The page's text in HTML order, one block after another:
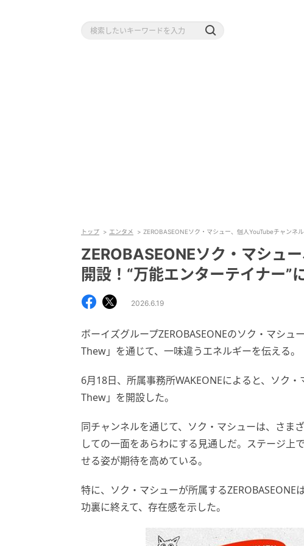
トップ エンタメ ZEROBASEONEソク・マシュー、個人YouTubeチャンネ
ZEROBASEONEソク・マシュ
開設！“万能エンターテイナー”
2026.6.19
ボーイズグループZEROBASEONEのソク・マシ
Thew」を通じて、一味違うエネルギーを伝える。
6月18日、所属事務所WAKEONEによると、ソク
Thew」を開設した。
同チャンネルを通じて、ソク・マシューは、さま
しての一面をあらわにする見通しだ。ステージ上
せる姿が期待を高めている。
特に、ソク・マシューが所属する
功裏に終えて、存在感を示した。